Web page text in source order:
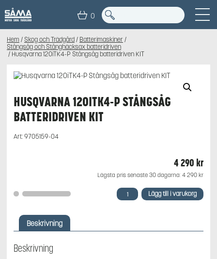
0
Hem / Skog och Trädgård/ Batterimaskiner /
Stångsåg och Stånghäcksax batteridriven
/ Husqvarna 120iTK4-P Stångsåg batteridriven KIT
HUSQVARNA 120ITK4-P STÅNGSÅG
BATTERIDRIVEN KIT
Art:9705159-04
4 290 kr
Lägsta pris senaste 30 dagarna: 4 290 kr
Husqvarna
120iTK4-
batteridriven
Lägg till i varukorg
Beskrivning
Beskrivning